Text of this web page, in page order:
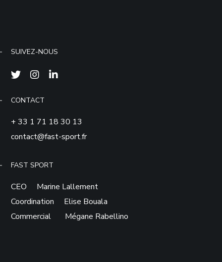
SUIVEZ-NOUS
CONTACT
+ 33 1 71 18 30 13
contact@fast-sport.fr
FAST SPORT
CEO Marine Lallement
Coordination Elise Bouala
Commercial Mégane Rabellino